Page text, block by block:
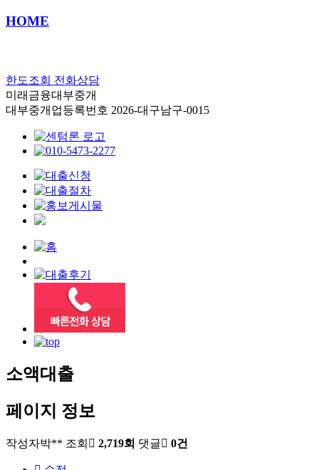
HOME
한도조회 전화상담
미래금융대부중개
대부중개업등록번호 2026-대구남구-0015
소액대출
페이지 정보
작성자박** 조회 2,719회 댓글 0건